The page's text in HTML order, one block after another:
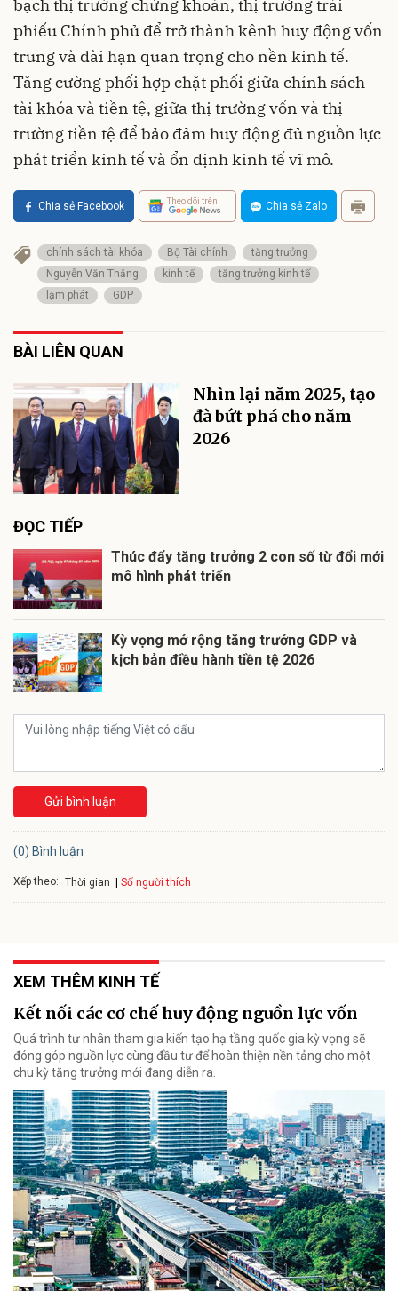
bạch thị trường chứng khoán, thị trường trái
phiếu Chính phủ để trở thành kênh huy động vốn
trung và dài hạn quan trọng cho nền kinh tế.
Tăng cường phối hợp chặt phối giữa chính sách
tài khóa và tiền tệ, giữa thị trường vốn và thị
trường tiền tệ để bảo đảm huy động đủ nguồn lực
phát triển kinh tế và ổn định kinh tế vĩ mô.
Chia sẻ Facebook Theo dõi trên Chia sẻ Zalo
chính sách tài khóa Bộ Tài chính
tăng trưởng
Nguyễn Văn Thắng
kinh tế
tăng trưởng kinh tế
lạm phát
GDP
BÀI LIÊN QUAN
Nhìn lại năm 2025, tạo
đà bứt phá cho năm
2026
ĐỌC TIẾP
Thúc đẩy tăng trưởng 2 con số từ đổi mới
mô hình phát triển
Kỳ vọng mở rộng tăng trưởng GDP và
kịch bản điều hành tiền tệ 2026
Gửi bình luận
(0) Bình luận
Xếp theo: Thời gian Số người thích
XEM THÊM KINH TẾ
Kết nối các cơ chế huy động nguồn lực vốn
Quá trình tư nhân tham gia kiến tạo hạ tầng quốc gia kỳ vọng sẽ
đóng góp nguồn lực cùng đầu tư để hoàn thiện nền tảng cho một
chu kỳ tăng trưởng mới đang diễn ra.